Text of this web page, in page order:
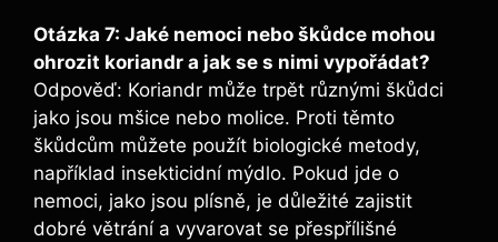
Otázka 7: Jaké nemoci nebo škůdce mohou
ohrozit koriandr a jak se s nimi vypořádat?
Odpověď: Koriandr může trpět různými škůdci
jako jsou mšice nebo molice. Proti těmto
škůdcům můžete použít biologické metody,
například insekticidní mýdlo. Pokud jde o
nemoci, jako jsou plísně, je důležité zajistit
dobré větrání a vyvarovat se přespřílišné